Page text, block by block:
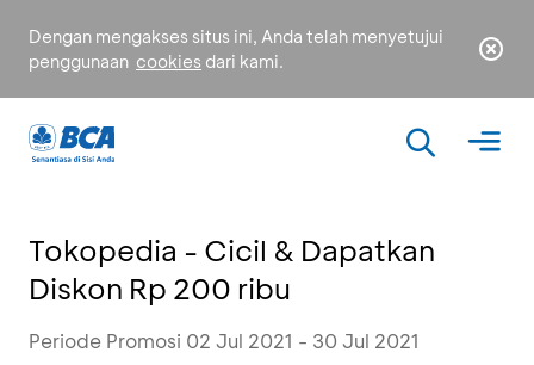
Dengan mengakses situs ini, Anda telah menyetujui
penggunaan cookies dari kami.
Tokopedia - Cicil & Dapatkan
Diskon Rp 200 ribu
Periode Promosi 02 Jul 2021 - 30 Jul 2021